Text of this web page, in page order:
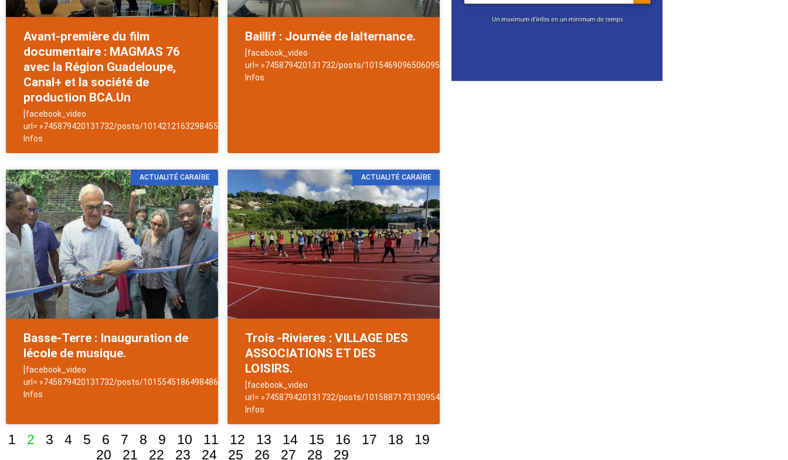
Avant-première du film
documentaire : MAGMAS 76
avec la Région Guadeloupe,
Canal+ et la société de
production BCA.Un
[facebook_video
url= »745879420131732/posts/1014212163298455″]NewsAntilles
Infos
Baillif : Journée de lalternance.
[facebook_video
url= »745879420131732/posts/1015469096506095″]NewsAntilles
Infos
ACTUALITÉ CARAÏBE
Basse-Terre : Inauguration de
lécole de musique.
[facebook_video
url= »745879420131732/posts/1015545186498486″]NewsAntilles
Infos
ACTUALITÉ CARAÏBE
Trois -Rivieres : VILLAGE DES
ASSOCIATIONS ET DES
LOISIRS.
[facebook_video
url= »745879420131732/posts/1015887173130954″]NewsAntilles
Infos
1 2 3 4 5 6 7 8 9 10 11 12 13 14 15 16 17 18
19
20
21 22 23 24 25 26 27 28 29